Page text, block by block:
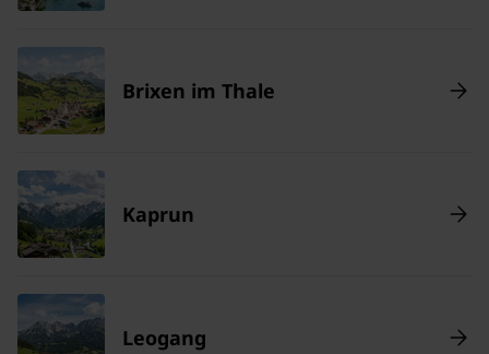
Brixen im Thale
Kaprun
Leogang